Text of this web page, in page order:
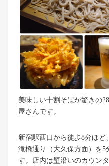
美味しい十割そばが驚きの
屋さんです。
新宿駅西口から徒歩8分ほ
滝橋通り（大久保方面）を5
す。店内は壁沿いのカウン